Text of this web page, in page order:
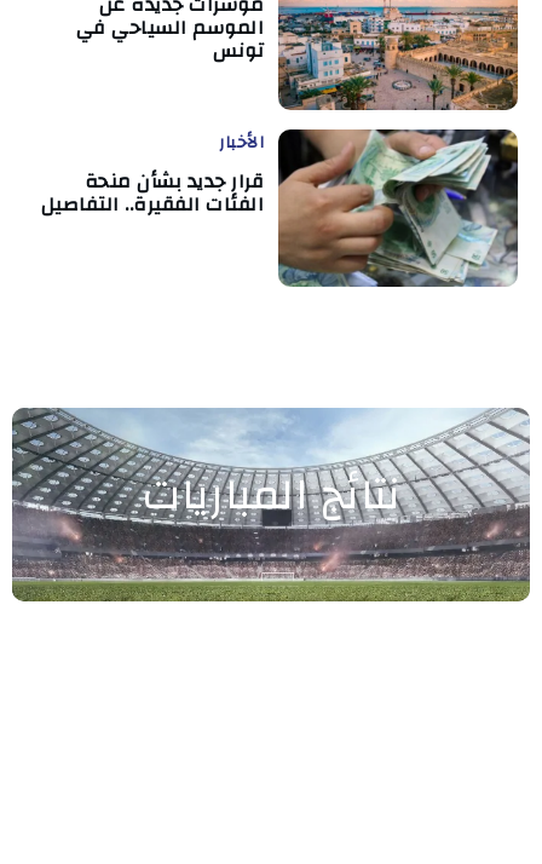
الموسم السياحي في
تونس
الأخبار
قرار جديد بشأن منحة
الفئات الفقيرة.. التفاصيل
نتائج المباريات